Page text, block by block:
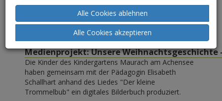
42.
Medienprojekt: Unsere Weihnachtsgeschichte
Die Kinder des Kindergartens Maurach am Achensee
haben gemeinsam mit der Pädagogin Elisabeth
Schallhart anhand des Liedes "Der kleine
Trommelbub" ein digitales Bilderbuch produziert.
Alle Cookies ablehnen
Alle Cookies akzeptieren